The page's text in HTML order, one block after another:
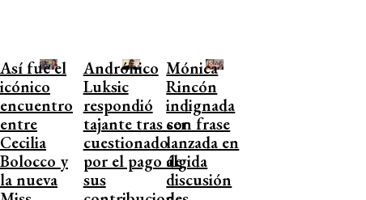
Así fue el
icónico
encuentro
entre
Cecilia
Bolocco y
la nueva
Andrónico
Luksic
respondió
tajante tras ser
cuestionado
por el pago de
sus
Mónica
Rincón
indignada
con frase
lanzada en
álgida
discusión